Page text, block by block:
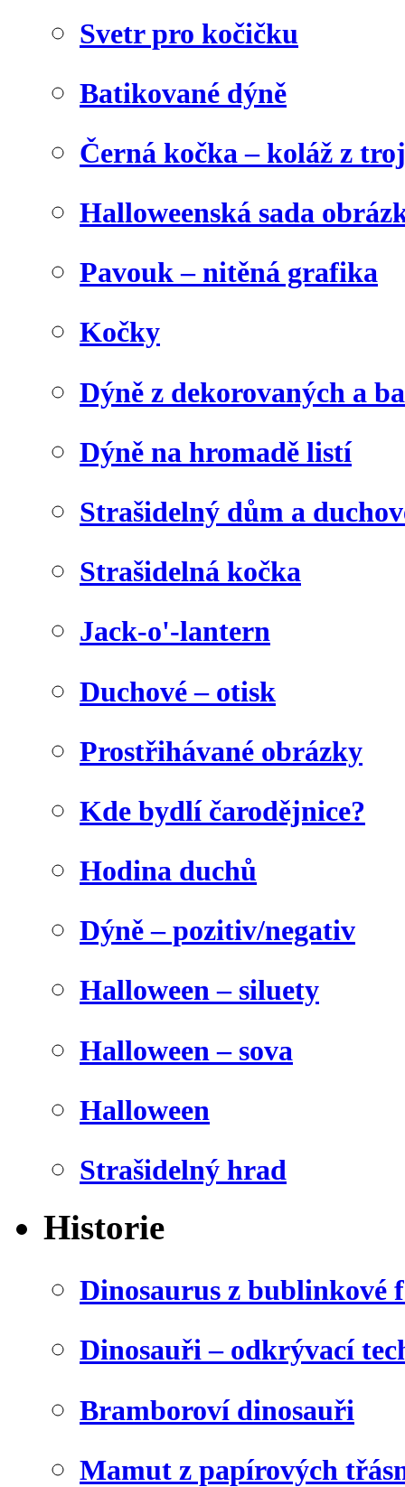
Svetr pro kočičku
Batikované dýně
Černá kočka – koláž z
Halloweenská sada
Pavouk – nitěná grafika
Kočky
Dýně z dekorovaných a
Dýně na hromadě listí
Strašidelný dům a
Strašidelná kočka
Jack-o'-lantern
Duchové – otisk
Prostřihávané obrázky
Kde bydlí čarodějnice?
Hodina duchů
Dýně – pozitiv/negativ
Halloween – siluety
Halloween – sova
Halloween
Strašidelný hrad
Historie
Dinosaurus z bublinkové
Dinosauři – odkrývací
Bramboroví dinosauři
Mamut z papírových